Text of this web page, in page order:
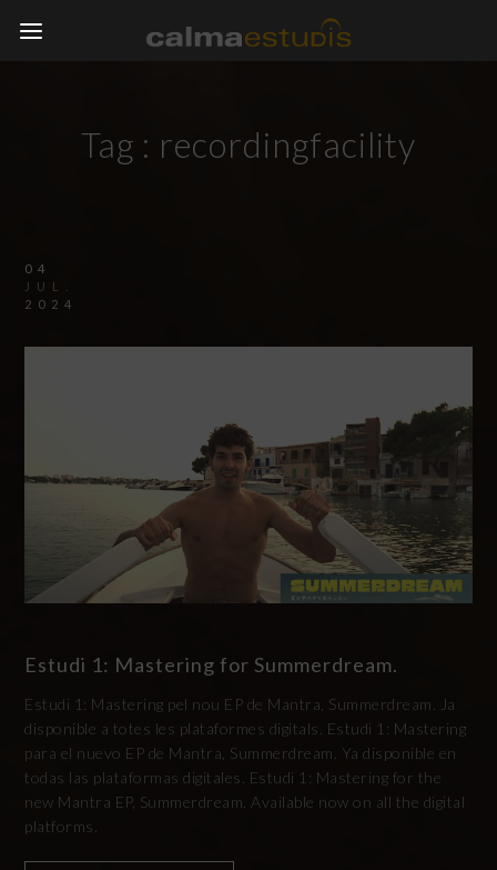
Tag : recordingfacility
04
JUL.
2024
Estudi 1: Mastering for Summerdream.
Estudi 1: Mastering pel nou EP de Mantra, Summerdream. Ja
disponible a totes les plataformes digitals. Estudi 1: Mastering
para el nuevo EP de Mantra, Summerdream. Ya disponible en
todas las plataformas digitales. Estudi 1: Mastering for the
new Mantra EP, Summerdream. Available now on all the digital
platforms.